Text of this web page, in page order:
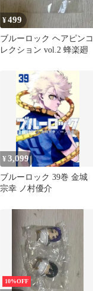
¥499
ブルーロック ヘアピンコ
レクション vol.2 蜂楽廻
¥3,099
ブルーロック 39巻 金城
宗幸 ノ村優介
10%OFF